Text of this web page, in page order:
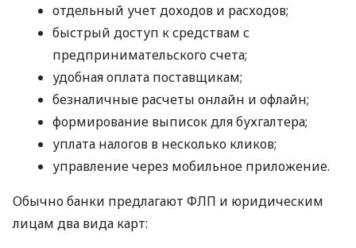
отдельный учет доходов и расходов;
быстрый доступ к средствам с
предпринимательского счета;
удобная оплата поставщикам;
безналичные расчеты онлайн и офлайн;
формирование выписок для бухгалтера;
уплата налогов в несколько кликов;
управление через мобильное приложение.
Обычно банки предлагают ФЛП и юридическим
лицам два вида карт: